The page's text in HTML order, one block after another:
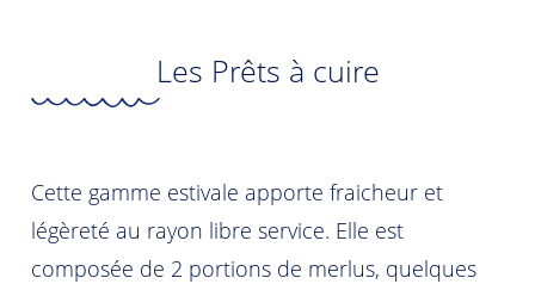
Les Prêts à cuire
Cette gamme estivale apporte fraicheur et
légèreté au rayon libre service. Elle est
composée de 2 portions de merlus, quelques